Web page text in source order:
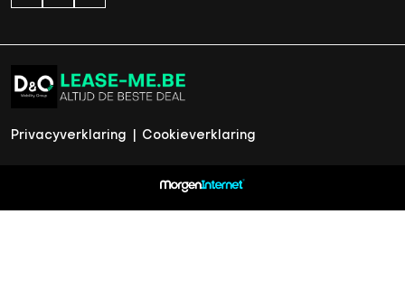
Privacyverklaring Cookieverklaring